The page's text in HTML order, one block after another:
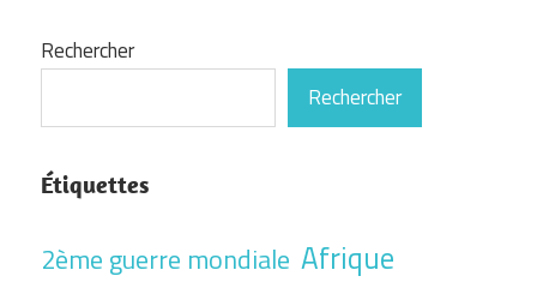
Rechercher
Rechercher
Étiquettes
2ème guerre mondiale Afrique